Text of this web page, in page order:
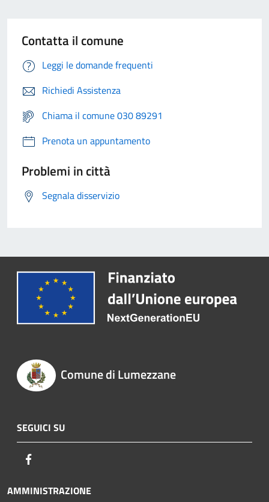
Contatta il comune
Leggi le domande frequenti
Richiedi Assistenza
Chiama il comune 030 89291
Prenota un appuntamento
Problemi in città
Segnala disservizio
Comune di Lumezzane
SEGUICI SU
AMMINISTRAZIONE